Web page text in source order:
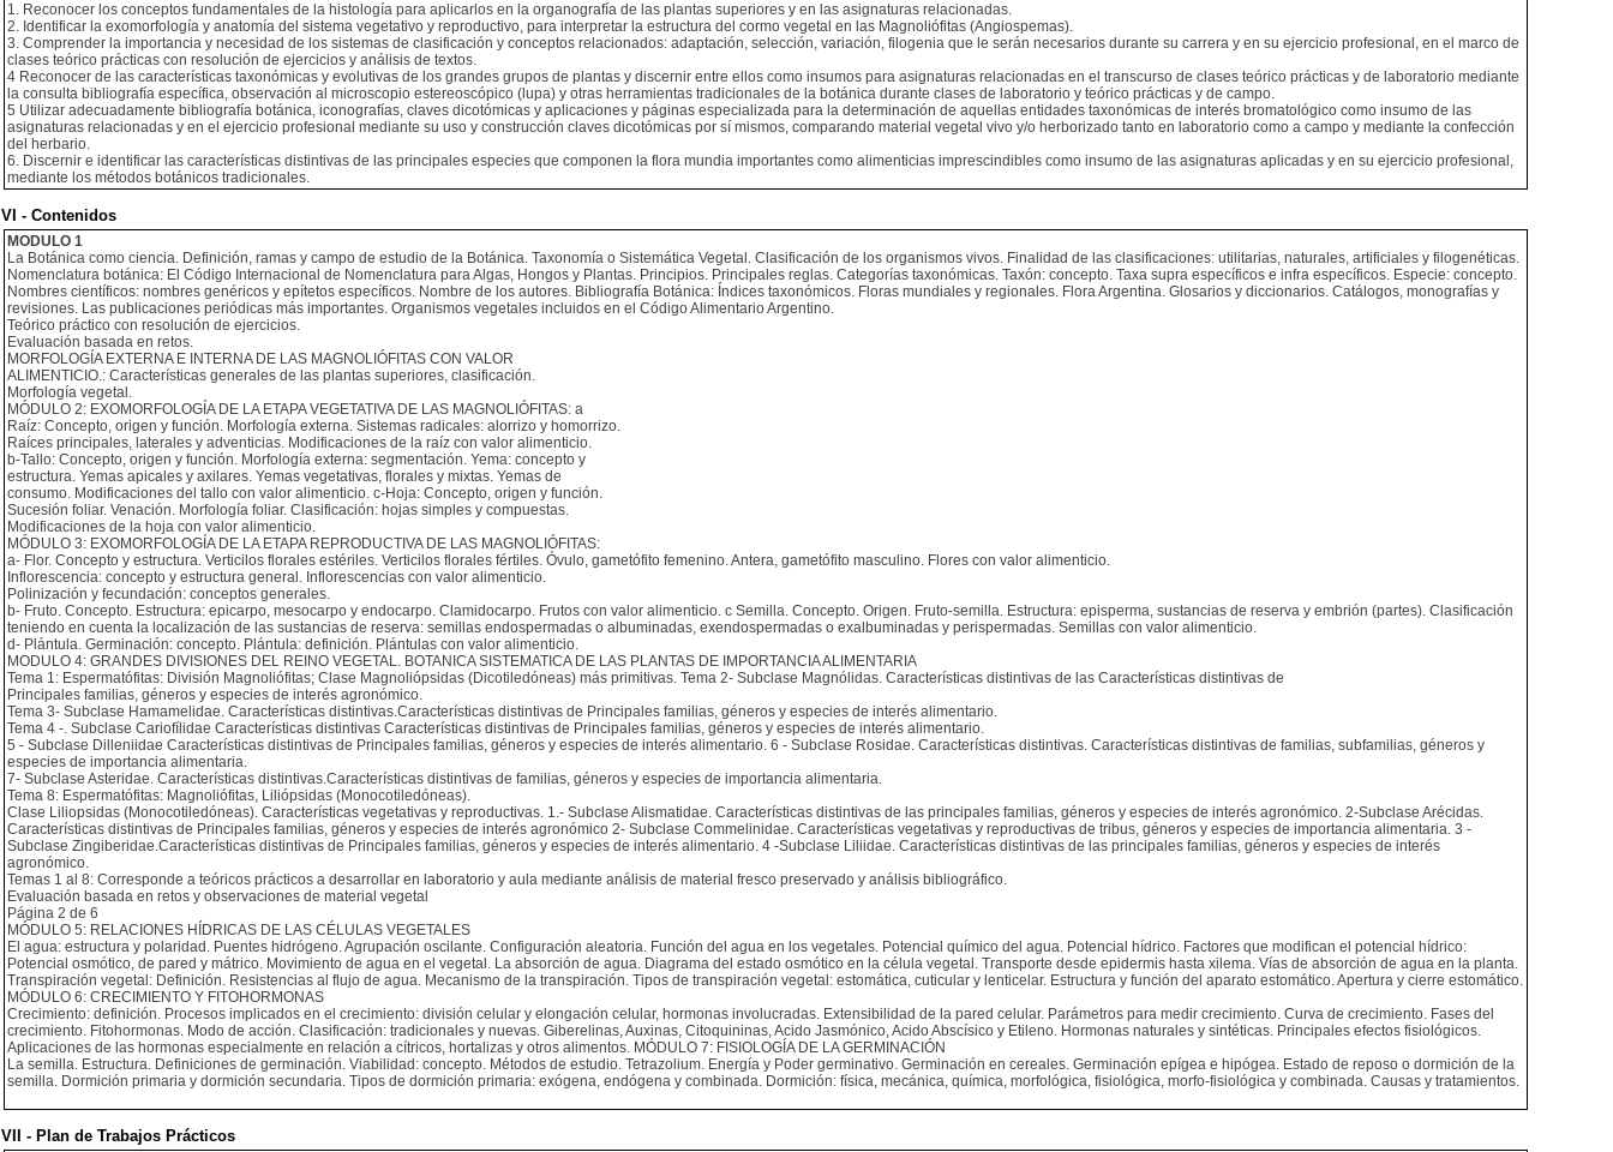
1. Reconocer los conceptos fundamentales de la histología para aplicarlos en la organografía de las plantas superiores y en las asignaturas relacionadas.
2. Identificar la exomorfología y anatomía del sistema vegetativo y reproductivo, para interpretar la estructura del cormo vegetal en las Magnoliófitas (Angiospemas).
3. Comprender la importancia y necesidad de los sistemas de clasificación y conceptos relacionados: adaptación, selección, variación, filogenia que le serán necesarios durante su carrera y en su ejercicio profesional, en el marco de
clases teórico prácticas con resolución de ejercicios y análisis de textos.
4 Reconocer de las características taxonómicas y evolutivas de los grandes grupos de plantas y discernir entre ellos como insumos para asignaturas relacionadas en el transcurso de clases teórico prácticas y de laboratorio mediante
la consulta bibliografía específica, observación al microscopio estereoscópico (lupa) y otras herramientas tradicionales de la botánica durante clases de laboratorio y teórico prácticas y de campo.
5 Utilizar adecuadamente bibliografía botánica, iconografías, claves dicotómicas y aplicaciones y páginas especializada para la determinación de aquellas entidades taxonómicas de interés bromatológico como insumo de las
asignaturas relacionadas y en el ejercicio profesional mediante su uso y construcción claves dicotómicas por sí mismos, comparando material vegetal vivo y/o herborizado tanto en laboratorio como a campo y mediante la confección
del herbario.
6. Discernir e identificar las características distintivas de las principales especies que componen la flora mundia importantes como alimenticias imprescindibles como insumo de las asignaturas aplicadas y en su ejercicio profesional,
mediante los métodos botánicos tradicionales.
VI - Contenidos
MODULO 1
La Botánica como ciencia. Definición, ramas y campo de estudio de la Botánica. Taxonomía o Sistemática Vegetal. Clasificación de los organismos vivos. Finalidad de las clasificaciones: utilitarias, naturales, artificiales y filogenéticas.
Nomenclatura botánica: El Código Internacional de Nomenclatura para Algas, Hongos y Plantas. Principios. Principales reglas. Categorías taxonómicas. Taxón: concepto. Taxa supra específicos e infra específicos. Especie: concepto.
Nombres científicos: nombres genéricos y epítetos específicos. Nombre de los autores. Bibliografía Botánica: Índices taxonómicos. Floras mundiales y regionales. Flora Argentina. Glosarios y diccionarios. Catálogos, monografías y
revisiones. Las publicaciones periódicas más importantes. Organismos vegetales incluidos en el Código Alimentario Argentino.
Teórico práctico con resolución de ejercicios.
Evaluación basada en retos.
MORFOLOGÍA EXTERNA E INTERNA DE LAS MAGNOLIÓFITAS CON VALOR
ALIMENTICIO.: Características generales de las plantas superiores, clasificación.
Morfología vegetal.
MÓDULO 2: EXOMORFOLOGÍA DE LA ETAPA VEGETATIVA DE LAS MAGNOLIÓFITAS: a
Raíz: Concepto, origen y función. Morfología externa. Sistemas radicales: alorrizo y homorrizo.
Raíces principales, laterales y adventicias. Modificaciones de la raíz con valor alimenticio.
b-Tallo: Concepto, origen y función. Morfología externa: segmentación. Yema: concepto y
estructura. Yemas apicales y axilares. Yemas vegetativas, florales y mixtas. Yemas de
consumo. Modificaciones del tallo con valor alimenticio. c-Hoja: Concepto, origen y función.
Sucesión foliar. Venación. Morfología foliar. Clasificación: hojas simples y compuestas.
Modificaciones de la hoja con valor alimenticio.
MÓDULO 3: EXOMORFOLOGÍA DE LA ETAPA REPRODUCTIVA DE LAS MAGNOLIÓFITAS:
a- Flor. Concepto y estructura. Verticilos florales estériles. Verticilos florales fértiles. Óvulo, gametófito femenino. Antera, gametófito masculino. Flores con valor alimenticio.
Inflorescencia: concepto y estructura general. Inflorescencias con valor alimenticio.
Polinización y fecundación: conceptos generales.
b- Fruto. Concepto. Estructura: epicarpo, mesocarpo y endocarpo. Clamidocarpo. Frutos con valor alimenticio. c Semilla. Concepto. Origen. Fruto-semilla. Estructura: episperma, sustancias de reserva y embrión (partes). Clasificación
teniendo en cuenta la localización de las sustancias de reserva: semillas endospermadas o albuminadas, exendospermadas o exalbuminadas y perispermadas. Semillas con valor alimenticio.
d- Plántula. Germinación: concepto. Plántula: definición. Plántulas con valor alimenticio.
MODULO 4: GRANDES DIVISIONES DEL REINO VEGETAL. BOTANICA SISTEMATICA DE LAS PLANTAS DE IMPORTANCIA ALIMENTARIA
Tema 1: Espermatófitas: División Magnoliófitas; Clase Magnoliópsidas (Dicotiledóneas) más primitivas. Tema 2- Subclase Magnólidas. Características distintivas de las Características distintivas de
Principales familias, géneros y especies de interés agronómico.
Tema 3- Subclase Hamamelidae. Características distintivas.Características distintivas de Principales familias, géneros y especies de interés alimentario.
Tema 4 -. Subclase Cariofílidae Características distintivas Características distintivas de Principales familias, géneros y especies de interés alimentario.
5 - Subclase Dilleniidae Características distintivas de Principales familias, géneros y especies de interés alimentario. 6 - Subclase Rosidae. Características distintivas. Características distintivas de familias, subfamilias, géneros y
especies de importancia alimentaria.
7- Subclase Asteridae. Características distintivas.Características distintivas de familias, géneros y especies de importancia alimentaria.
Tema 8: Espermatófitas: Magnoliófitas, Liliópsidas (Monocotiledóneas).
Clase Liliopsidas (Monocotiledóneas). Características vegetativas y reproductivas. 1.- Subclase Alismatidae. Características distintivas de las principales familias, géneros y especies de interés agronómico. 2-Subclase Arécidas.
Características distintivas de Principales familias, géneros y especies de interés agronómico 2- Subclase Commelinidae. Características vegetativas y reproductivas de tribus, géneros y especies de importancia alimentaria. 3 -
Subclase Zingiberidae.Características distintivas de Principales familias, géneros y especies de interés alimentario. 4 -Subclase Liliidae. Características distintivas de las principales familias, géneros y especies de interés
agronómico.
Temas 1 al 8: Corresponde a teóricos prácticos a desarrollar en laboratorio y aula mediante análisis de material fresco preservado y análisis bibliográfico.
Evaluación basada en retos y observaciones de material vegetal
Página 2 de 6
MÓDULO 5: RELACIONES HÍDRICAS DE LAS CÉLULAS VEGETALES
El agua: estructura y polaridad. Puentes hidrógeno. Agrupación oscilante. Configuración aleatoria. Función del agua en los vegetales. Potencial químico del agua. Potencial hídrico. Factores que modifican el potencial hídrico:
Potencial osmótico, de pared y mátrico. Movimiento de agua en el vegetal. La absorción de agua. Diagrama del estado osmótico en la célula vegetal. Transporte desde epidermis hasta xilema. Vías de absorción de agua en la planta.
Transpiración vegetal: Definición. Resistencias al flujo de agua. Mecanismo de la transpiración. Tipos de transpiración vegetal: estomática, cuticular y lenticelar. Estructura y función del aparato estomático. Apertura y cierre estomático.
MÓDULO 6: CRECIMIENTO Y FITOHORMONAS
Crecimiento: definición. Procesos implicados en el crecimiento: división celular y elongación celular, hormonas involucradas. Extensibilidad de la pared celular. Parámetros para medir crecimiento. Curva de crecimiento. Fases del
crecimiento. Fitohormonas. Modo de acción. Clasificación: tradicionales y nuevas. Giberelinas, Auxinas, Citoquininas, Acido Jasmónico, Acido Abscísico y Etileno. Hormonas naturales y sintéticas. Principales efectos fisiológicos.
Aplicaciones de las hormonas especialmente en relación a cítricos, hortalizas y otros alimentos. MÓDULO 7: FISIOLOGÍA DE LA GERMINACIÓN
La semilla. Estructura. Definiciones de germinación. Viabilidad: concepto. Métodos de estudio. Tetrazolium. Energía y Poder germinativo. Germinación en cereales. Germinación epígea e hipógea. Estado de reposo o dormición de la
semilla. Dormición primaria y dormición secundaria. Tipos de dormición primaria: exógena, endógena y combinada. Dormición: física, mecánica, química, morfológica, fisiológica, morfo-fisiológica y combinada. Causas y tratamientos.
VII - Plan de Trabajos Prácticos